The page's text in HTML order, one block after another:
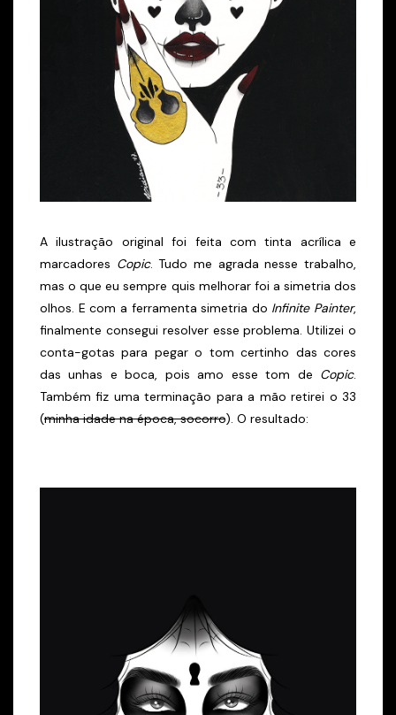
A ilustração original foi feita com tinta acrílica e
marcadores Copic. Tudo me agrada nesse trabalho,
mas o que eu sempre quis melhorar foi a simetria dos
olhos. E com a ferramenta simetria do Infinite Painter,
finalmente consegui resolver esse problema. Utilizei o
conta-gotas para pegar o tom certinho das cores
das unhas e boca, pois amo esse tom de Copic.
Também fiz uma terminação para a mão retirei o 33
(minha idade na época, socorro). O resultado: